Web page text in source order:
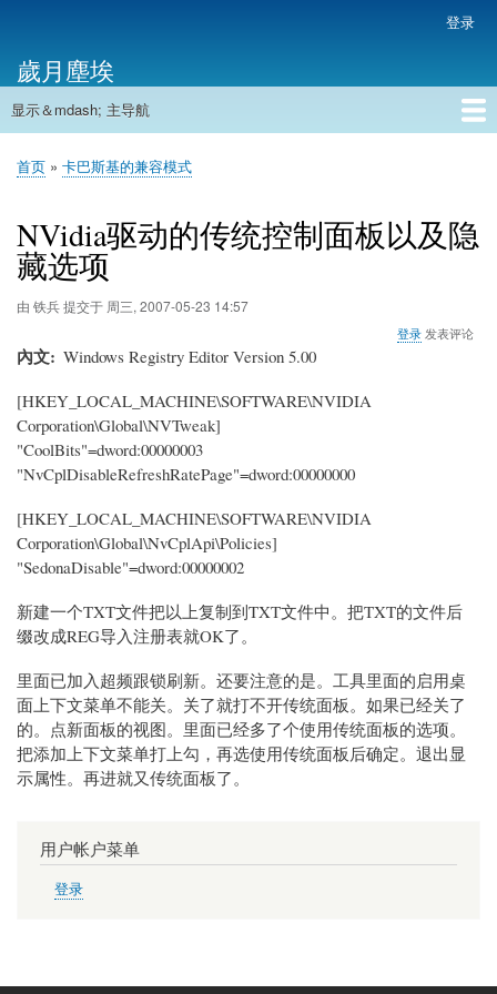
主
内
帐
户
菜
单
登录
歲月塵埃
主
航
显示＆mdash; 主导航
首页
面
屑
首页 卡巴斯基的兼容模式
NVidia驱动的传统控制面板以及隐
藏选项
由 铁兵提交于 周三, 2007-05-23 14:57
登录 发表评论
內文
Windows Registry Editor Version 5.00
[HKEY_LOCAL_MACHINE\SOFTWARE\NVIDIA
Corporation\Global\NVTweak]
"CoolBits"=dword:00000003
"NvCplDisableRefreshRatePage"=dword:00000000
[HKEY_LOCAL_MACHINE\SOFTWARE\NVIDIA
Corporation\Global\NvCplApi\Policies]
"SedonaDisable"=dword:00000002
新建一个TXT文件把以上复制到TXT文件中。把TXT的文件后
缀改成REG导入注册表就OK了。
里面已加入超频跟锁刷新。还要注意的是。工具里面的启用桌
面上下文菜单不能关。关了就打不开传统面板。如果已经关了
的。点新面板的视图。里面已经多了个使用传统面板的选项。
把添加上下文菜单打上勾，再选使用传统面板后确定。退出显
示属性。再进就又传统面板了。
用户帐户菜单
登录